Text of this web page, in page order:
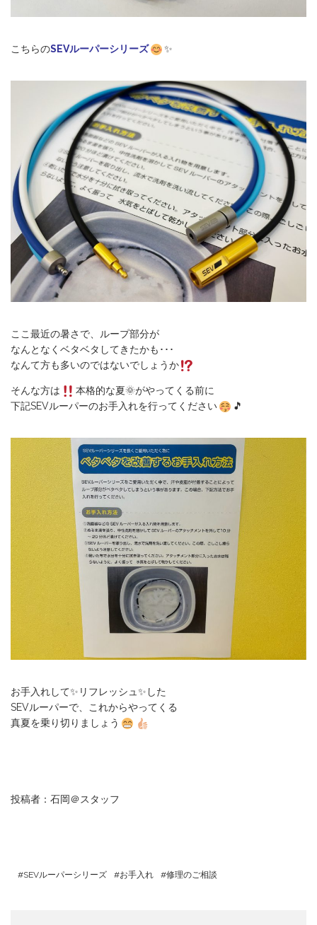
こちらのSEVルーパーシリーズ ✨
ここ最近の暑さで、ループ部分が
なんとなくベタベタしてきたかも･･･
なんて方も多いのではないでしょうか
そんな方は
本格的な夏🌞がやってくる前に
下記SEVルーパーのお手入れを行ってください
🎵
お手入れして✨リフレッシュ✨した
SEVルーパーで、これからやってくる
真夏を乗り切りましょう
投稿者：石岡＠スタッフ
SEVルーパーシリーズ お手入れ 修理のご相談